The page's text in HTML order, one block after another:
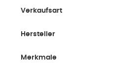
Verkaufsart
Hersteller
Merkmale